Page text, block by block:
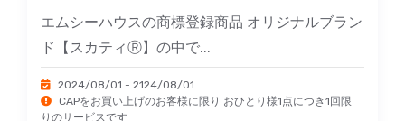
エムシーハウスの商標登録商品 オリジナルブラン
ド【スカティⓇ】の中で...
2024/08/01 - 2124/08/01
CAPをお買い上げのお客様に限り おひとり様1点につき1回限
りのサービスです